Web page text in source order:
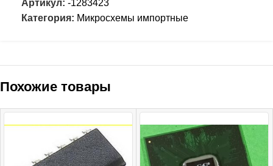
Артикул: -1283423
Категория: Микросхемы импортные
Похожие товары